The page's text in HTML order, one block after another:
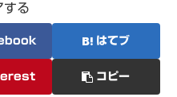
する
はてブ
コピー